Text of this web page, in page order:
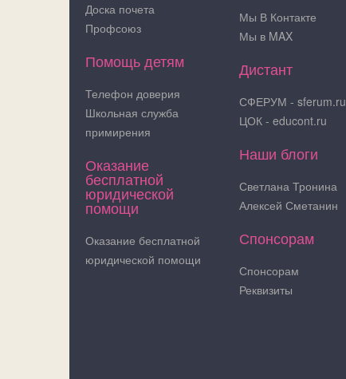
Доска почета
Профсоюз
Помощь детям
Телефон доверия
Школьная служба
примирения
Оказание
бесплатной
юридической
помощи
Оказание бесплатной
юридической помощи
Мы В Контакте
Мы в MAX
Дистант
СФЕРУМ - sferum.ru
ЦОК - educont.ru
Наши блоги
Светлана Тронина
Алексей Сметанин
Спонсорам
Спонсорам
Реквизиты